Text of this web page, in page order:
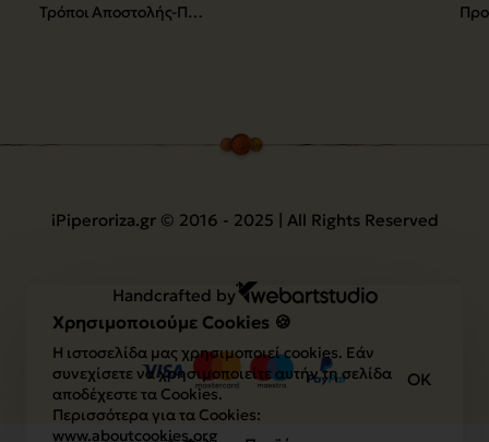
Χρησιμοποιούμε Cookies 🍪
Η ιστοσελίδα μας χρησιμοποιεί cookies. Εάν
συνεχίσετε να χρησιμοποιείτε αυτήν τη σελίδα
αποδέχεστε τα Cookies.
Περισσότερα για τα Cookies:
www.aboutcookies.org
OK
Τρόποι Αποστολής-Πληρωμής
iPiperoriza.gr © 2016 - 2025 | All Rights Reserved
Handcrafted by